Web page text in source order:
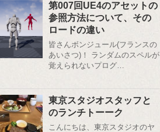
第007回UE4のアセットの
参照方法について、その
ロードの違い
皆さんボンジュール(フランスの
あいさつ)！ ランダムのスペルが
覚えられないプログ…
東京スタジオスタッフと
のランチトーーク
こんにちは、東京スタジオのヤ